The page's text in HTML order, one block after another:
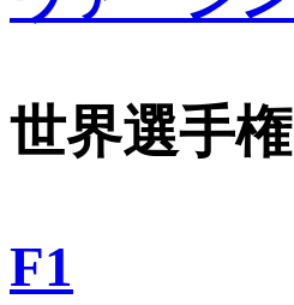
世界選手権
F1